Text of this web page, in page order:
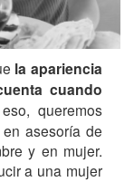
la apariencia
cuando
queremos
asesoría de
y en mujer.
a una mujer